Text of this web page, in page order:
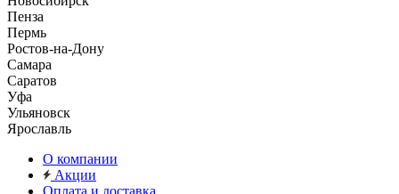
Пенза
Пермь
Ростов-на-Дону
Самара
Саратов
Уфа
Ульяновск
Ярославль
О компании
Акции
Оплата и доставка